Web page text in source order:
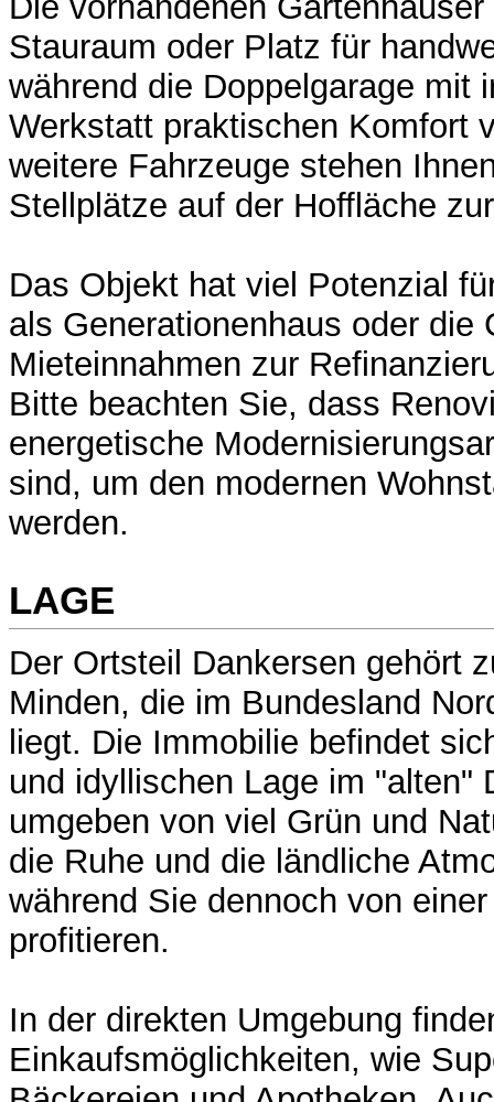
Stauraum oder Platz für
während die Doppelgarage mit
Werkstatt praktischen Komfort
weitere Fahrzeuge stehen
Stellplätze auf der Hoffläche
Das Objekt hat viel Potenzial
als Generationenhaus oder die
Mieteinnahmen zur
Bitte beachten Sie, dass
energetische
sind, um den modernen
werden.
LAGE
Der Ortsteil Dankersen gehört
Minden, die im Bundesland
liegt. Die Immobilie befindet
und idyllischen Lage im "alten"
umgeben von viel Grün und
die Ruhe und die ländliche
während Sie dennoch von
profitieren.
In der direkten Umgebung
Einkaufsmöglichkeiten, wie